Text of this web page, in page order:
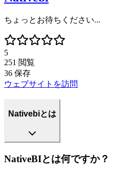
ちょっとお待ちください...
5
251 閲覧
36 保存
ウェブサイトを訪問
Nativebiとは
NativeBIとは何ですか？